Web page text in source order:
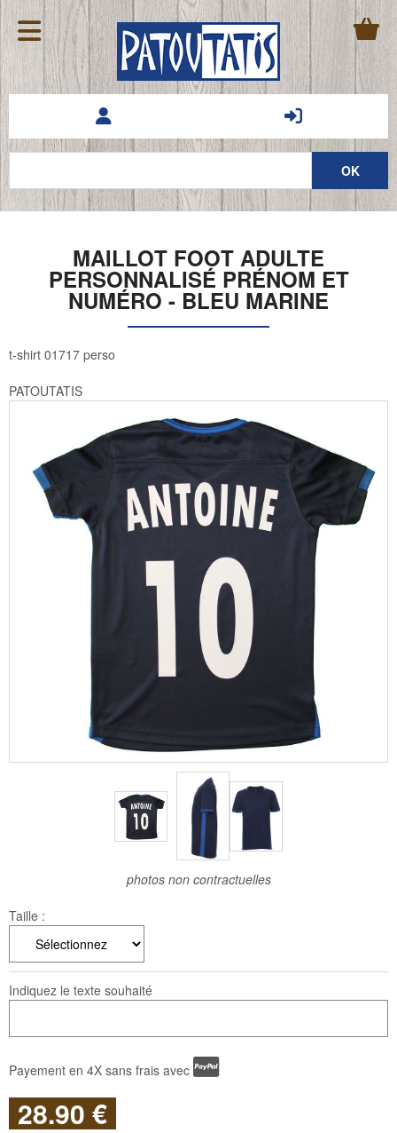
MAILLOT FOOT ADULTE
PERSONNALISÉ PRÉNOM ET
NUMÉRO - BLEU MARINE
t-shirt 01717 perso
PATOUTATIS
photos non contractuelles
Taille :
Indiquez le texte souhaité
Payement en 4X sans frais avec
28.90 €